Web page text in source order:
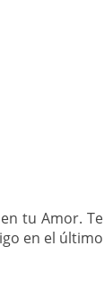
tu Amor. Te
en el último